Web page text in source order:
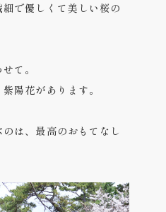
で優しくて美しい桜の
て。
陽花があります。
は、最高のおもてなし